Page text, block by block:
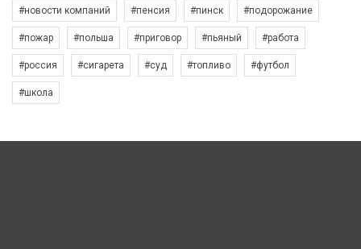
#новости компаний #пенсия #пинск #подорожание
#пожар #польша #приговор #пьяный #работа
#россия #сигарета #суд #топливо #футбол
#школа